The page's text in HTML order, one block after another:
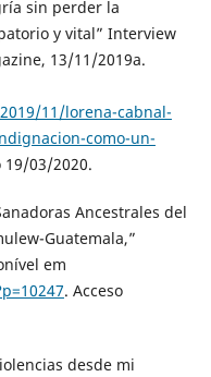
sin perder la
y vital” Interview
13/11/2019a.
11/lorena-cabnal-
como-un-
19/03/2020.
Ancestrales del
Guatemala,”
em
. Acceso
desde mi